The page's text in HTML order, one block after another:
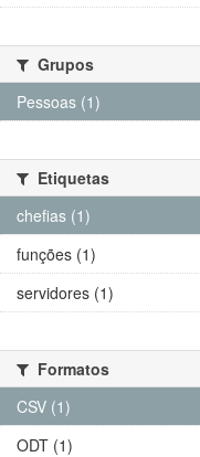
Grupos
Pessoas (1)
Etiquetas
chefias (1)
funções (1)
servidores (1)
Formatos
CSV (1)
ODT (1)